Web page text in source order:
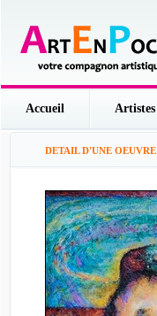
Accueil Artistes
DETAIL D'UNE OEUVRE